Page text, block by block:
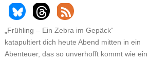
„Frühling – Ein Zebra im Gepäck“
katapultiert dich heute Abend mitten in ein
Abenteuer, das so unverhofft kommt wie ein